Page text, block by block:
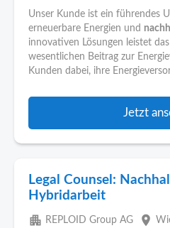
Unser Kunde ist ein führendes
erneuerbare Energien und
innovativen Lösungen leistet
wesentlichen Beitrag zur
Kunden dabei, ihre
Jetzt
Legal Counsel:
Hybridarbeit
apartment REPLOID Group AG place